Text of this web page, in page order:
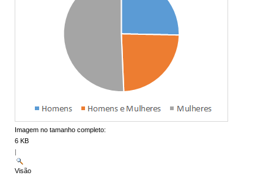
Imagem no tamanho completo:
6 KB
|
Visão